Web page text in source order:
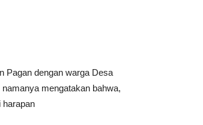
Pagan dengan warga Desa
mengatakan bahwa,
harapan